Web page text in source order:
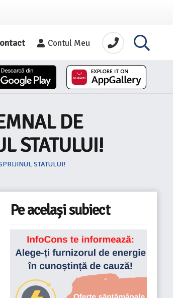
Contul Meu
DE
STATULUI!
STATULUI!
Pe același subiect